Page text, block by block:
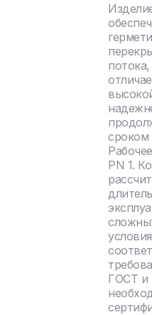
потока,
сроком
PN 1.
ГОСТ и